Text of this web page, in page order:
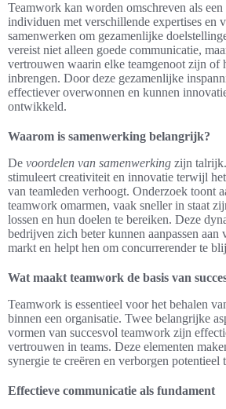
Teamwork kan worden omschreven als
individuen met verschillende expertises en
samenwerken om gezamenlijke
vereist niet alleen goede communicatie,
vertrouwen waarin elke teamgenoot zijn of
inbrengen. Door deze gezamenlijke
effectiever overwonnen en kunnen
ontwikkeld.
Waarom is samenwerking belangrijk?
De voordelen van samenwerking zijn
stimuleert creativiteit en innovatie terwijl
van teamleden verhoogt. Onderzoek toont
teamwork omarmen, vaak sneller in staat
lossen en hun doelen te bereiken. Deze
bedrijven zich beter kunnen aanpassen aan
markt en helpt hen om concurrerender te
Wat maakt teamwork de basis van
Teamwork is essentieel voor het behalen
binnen een organisatie. Twee belangrijke
vormen van succesvol teamwork zijn
vertrouwen in teams. Deze elementen
synergie te creëren en verborgen potentieel
Effectieve communicatie als fundament